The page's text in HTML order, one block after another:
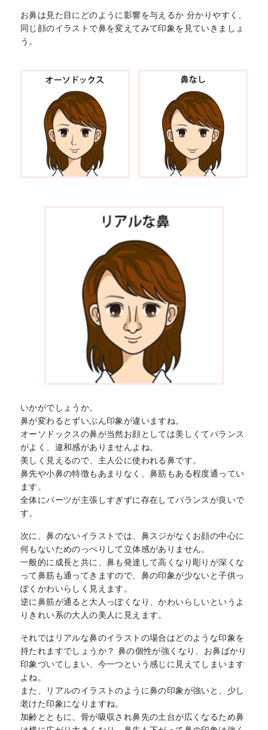
お鼻は見た目にどのように影響を与えるか 分かりやすく、
同じ顔のイラストで鼻を変えてみて印象を見ていきましょ
う。
いかがでしょうか。
鼻が変わるとずいぶん印象が違いますね。
オーソドックスの鼻が当然お顔としては美しくてバランス
がよく、違和感がありませんよね。
美しく見えるので、主人公に使われる鼻です。
鼻先や小鼻の特徴もあまりなく、鼻筋もある程度通ってい
ます。
全体にパーツが主張しすぎずに存在してバランスが良いで
す。
次に、鼻のないイラストでは、鼻スジがなくお顔の中心に
何もないためのっぺりして立体感がありません。
一般的に成長と共に、鼻も発達して高くなり彫りが深くな
って鼻筋も通ってきますので、鼻の印象が少ないと子供っ
ぽくかわいらしく見えます。
逆に鼻筋が通ると大人っぽくなり、かわいらしいというよ
りきれい系の大人の美人に見えます。
それではリアルな鼻のイラストの場合はどのような印象を
持たれますでしょうか？ 鼻の個性が強くなり、お鼻ばかり
印象づいてしまい、今一つという感じに見えてしまいます
よね。
また、リアルのイラストのように鼻の印象が強いと、少し
老けた印象になりますね。
加齢とともに、骨が吸収され鼻先の土台が広くなるため鼻